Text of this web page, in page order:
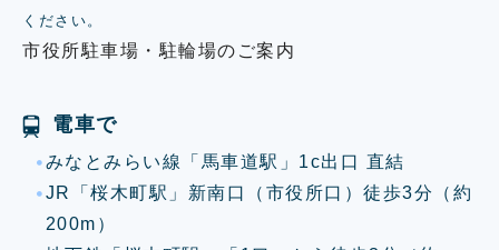
ください。
市役所駐車場・駐輪場のご案内
電車で
みなとみらい線「馬車道駅」1c出口 直結
JR「桜木町駅」新南口（市役所口）徒歩3分（約
200m）